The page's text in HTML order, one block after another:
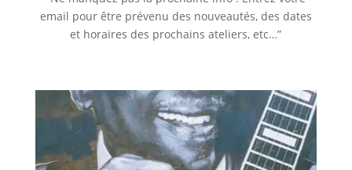
email pour être prévenu des nouveautés, des dates
et horaires des prochains ateliers, etc…”